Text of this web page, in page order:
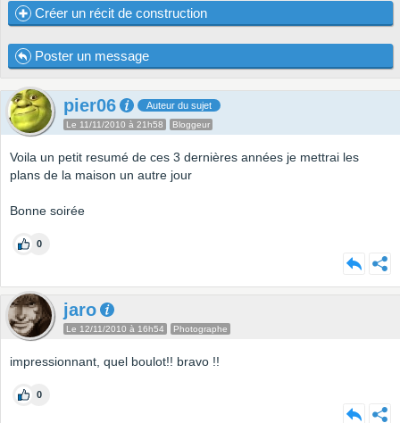
Créer un récit de construction
Poster un message
pier06 Auteur du sujet
Le 11/11/2010 à 21h58 Bloggeur
Voila un petit resumé de ces 3 dernières années je mettrai les
plans de la maison un autre jour
Bonne soirée
0
jaro
Le 12/11/2010 à 16h54 Photographe
impressionnant, quel boulot!! bravo !!
0